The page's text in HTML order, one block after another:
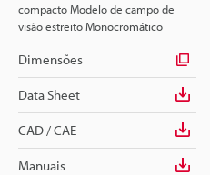
compacto Modelo de campo de
visão estreito Monocromático
Dimensões
Data Sheet
CAD / CAE
Manuais